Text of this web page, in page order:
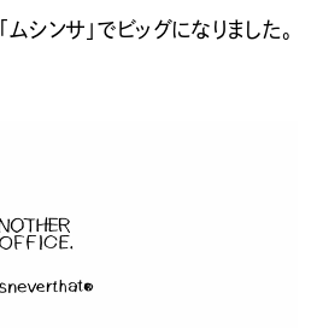
シンサ」でビッグになりました。